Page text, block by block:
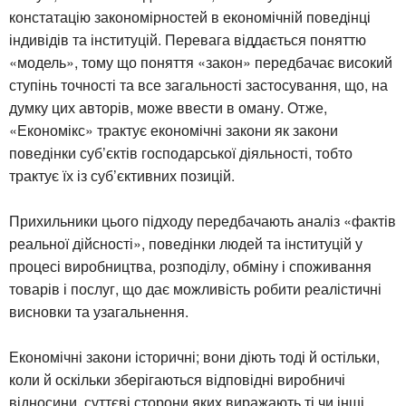
констатацію закономірностей в економічній поведінці
індивідів та інституцій. Перевага віддається поняттю
«модель», тому що поняття «закон» передбачає високий
ступінь точності та все загальності застосування, що, на
думку цих авторів, може ввести в оману. Отже,
«Економікс» трактує економічні закони як закони
поведінки суб’єктів господарської діяльності, тобто
трактує їх із суб’єктивних позицій.
Прихильники цього підходу передбачають аналіз «фактів
реальної дійсності», поведінки людей та інституцій у
процесі виробництва, розподілу, обміну і споживання
товарів і послуг, що дає можливість робити реалістичні
висновки та узагальнення.
Економічні закони історичні; вони діють тоді й остільки,
коли й оскільки зберігаються відповідні виробничі
відносини, суттєві сторони яких виражають ті чи інші